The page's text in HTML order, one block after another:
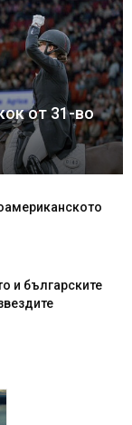
от 31-во
и българските